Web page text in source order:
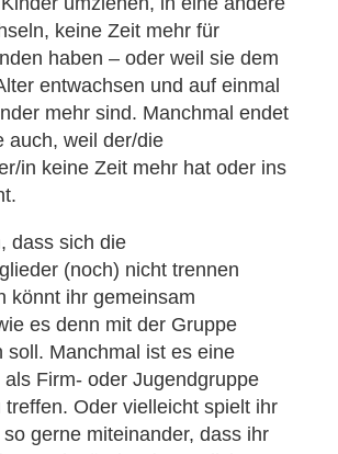
keine Zeit mehr für
haben – oder weil sie dem
entwachsen und auf einmal
mehr sind. Manchmal endet
auch, weil der/die
in keine Zeit mehr hat oder ins
dass sich die
(noch) nicht trennen
könnt ihr gemeinsam
es denn mit der Gruppe
soll. Manchmal ist es eine
als Firm- oder Jugendgruppe
treffen. Oder vielleicht spielt ihr
gerne miteinander, dass ihr